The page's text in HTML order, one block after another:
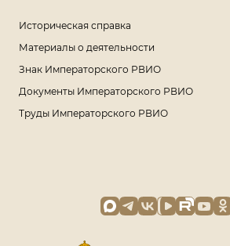
Историческая справка
Материалы о деятельности
Знак Императорского РВИО
Документы Императорского РВИО
Труды Императорского РВИО